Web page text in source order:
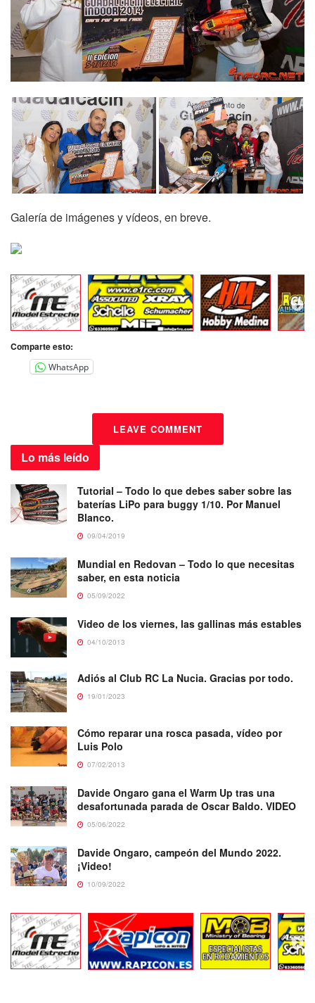
Galería de imágenes y vídeos, en breve.
Comparte esto:
WhatsApp
LEAVE COMMENT
Lo más leído
Tutorial – Todo lo que debes saber sobre las
baterías LiPo para buggy 1/10. Por Manuel
Blanco.
09/04/2019
Mundial en Redovan – Todo lo que necesitas
saber, en esta noticia
05/09/2022
Video de los viernes, las gallinas más estables
04/10/2013
Adiós al Club RC La Nucia. Gracias por todo.
19/01/2023
Cómo reparar una rosca pasada, vídeo por
Luis Polo
07/02/2013
Davide Ongaro gana el Warm Up tras una
desafortunada parada de Oscar Baldo. VIDEO
05/06/2022
Davide Ongaro, campeón del Mundo 2022.
¡Video!
10/09/2022